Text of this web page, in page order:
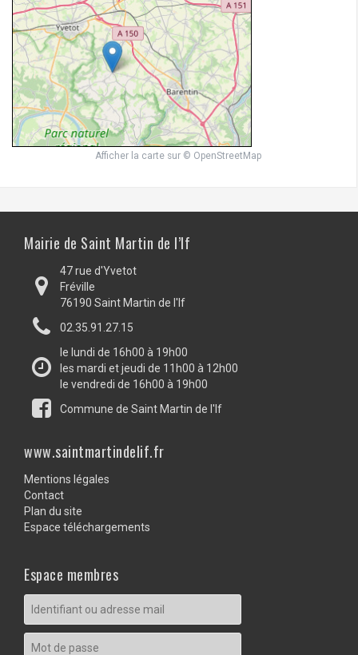
Afficher la carte sur © OpenStreetMap
Mairie de Saint Martin de l’If
47 rue d'Yvetot
Fréville
76190 Saint Martin de l'If
02.35.91.27.15
le lundi de 16h00 à 19h00
les mardi et jeudi de 11h00 à 12h00
le vendredi de 16h00 à 19h00
Commune de Saint Martin de l'If
www.saintmartindelif.fr
Mentions légales
Contact
Plan du site
Espace téléchargements
Espace membres